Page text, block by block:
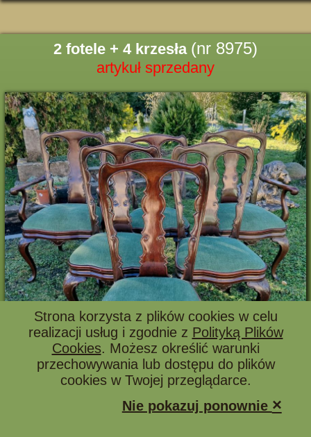
2 fotele + 4 krzesła (nr 8975)
artykuł sprzedany
Strona korzysta z plików cookies w celu
realizacji usług i zgodnie z Polityką Plików
Cookies. Możesz określić warunki
przechowywania lub dostępu do plików
cookies w Twojej przeglądarce.
Nie pokazuj ponownie ×